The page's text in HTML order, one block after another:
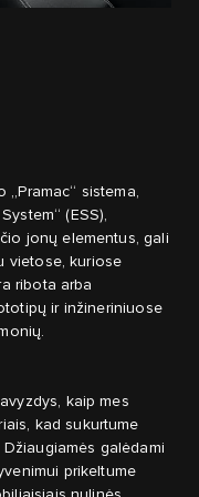
sistema,
(ESS),
jonų elementus, gali
vietose, kuriose
ribota arba
ir inžineriniuose
kaip mes
kad sukurtume
galėdami
prikeltume